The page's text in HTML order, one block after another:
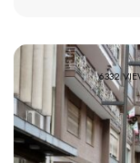
6332